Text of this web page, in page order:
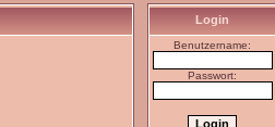
Login
Benutzername:
Passwort: